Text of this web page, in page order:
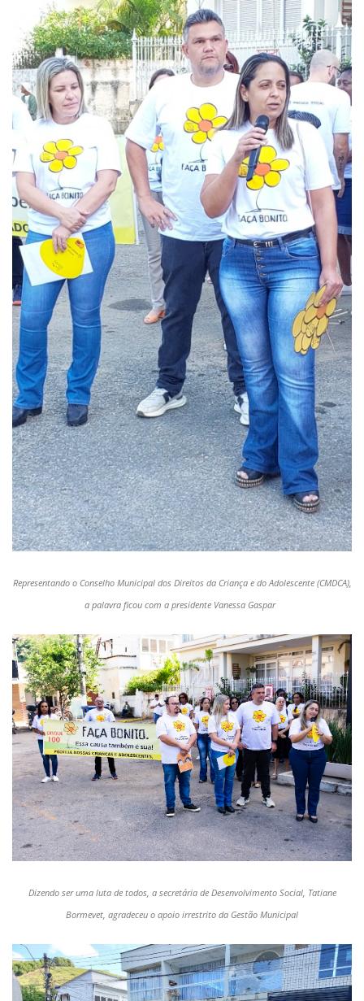
Representando o Conselho Municipal dos Direitos da Criança e do Adolescente (CMDCA),
a palavra ficou com a presidente Vanessa Gaspar
Dizendo ser uma luta de todos, a secretária de Desenvolvimento Social, Tatiane
Bormevet, agradeceu o apoio irrestrito da Gestão Municipal